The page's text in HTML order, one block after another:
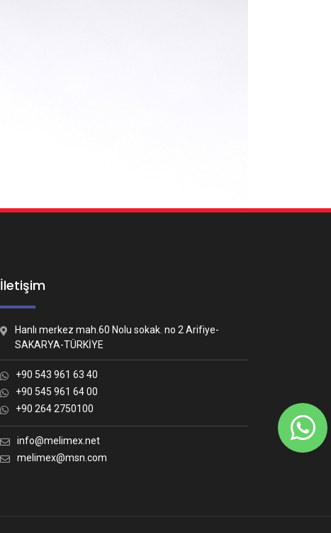
İletişim
Hanlı merkez mah.60 Nolu sokak. no 2 Arifiye-
SAKARYA-TÜRKİYE
+90 543 961 63 40
+90 545 961 64 00
+90 264 2750100
info@melimex.net
melimex@msn.com